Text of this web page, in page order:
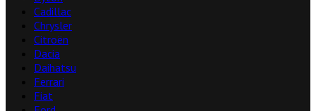
Cadillac
Chrysler
Citroën
Dacia
Daihatsu
Ferrari
Fiat